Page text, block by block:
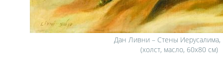
Дан Ливни – Стены Иерусалима,
(холст, масло, 60х80 см)